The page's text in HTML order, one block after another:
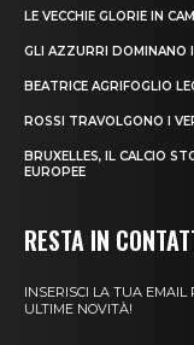
LE VECCHIE GLORIE IN
GLI AZZURRI DOMINANO
BEATRICE AGRIFOGLIO
ROSSI TRAVOLGONO I
BRUXELLES, IL CALCIO
EUROPEE
RESTA IN
INSERISCI LA TUA EMAIL
ULTIME NOVITÀ!